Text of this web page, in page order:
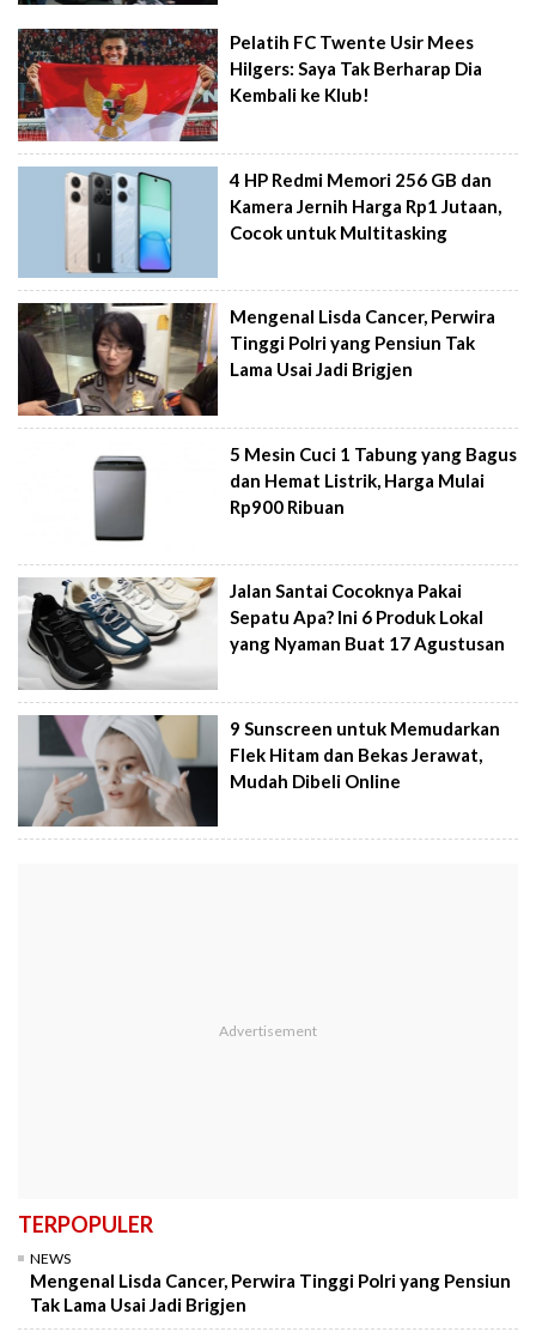
Pelatih FC Twente Usir Mees
Hilgers: Saya Tak Berharap Dia
Kembali ke Klub!
4 HP Redmi Memori 256 GB dan
Kamera Jernih Harga Rp1 Jutaan,
Cocok untuk Multitasking
Mengenal Lisda Cancer, Perwira
Tinggi Polri yang Pensiun Tak
Lama Usai Jadi Brigjen
5 Mesin Cuci 1 Tabung yang Bagus
dan Hemat Listrik, Harga Mulai
Rp900 Ribuan
Jalan Santai Cocoknya Pakai
Sepatu Apa? Ini 6 Produk Lokal
yang Nyaman Buat 17 Agustusan
9 Sunscreen untuk Memudarkan
Flek Hitam dan Bekas Jerawat,
Mudah Dibeli Online
TERPOPULER
NEWS
Mengenal Lisda Cancer, Perwira Tinggi Polri yang Pensiun
Tak Lama Usai Jadi Brigjen